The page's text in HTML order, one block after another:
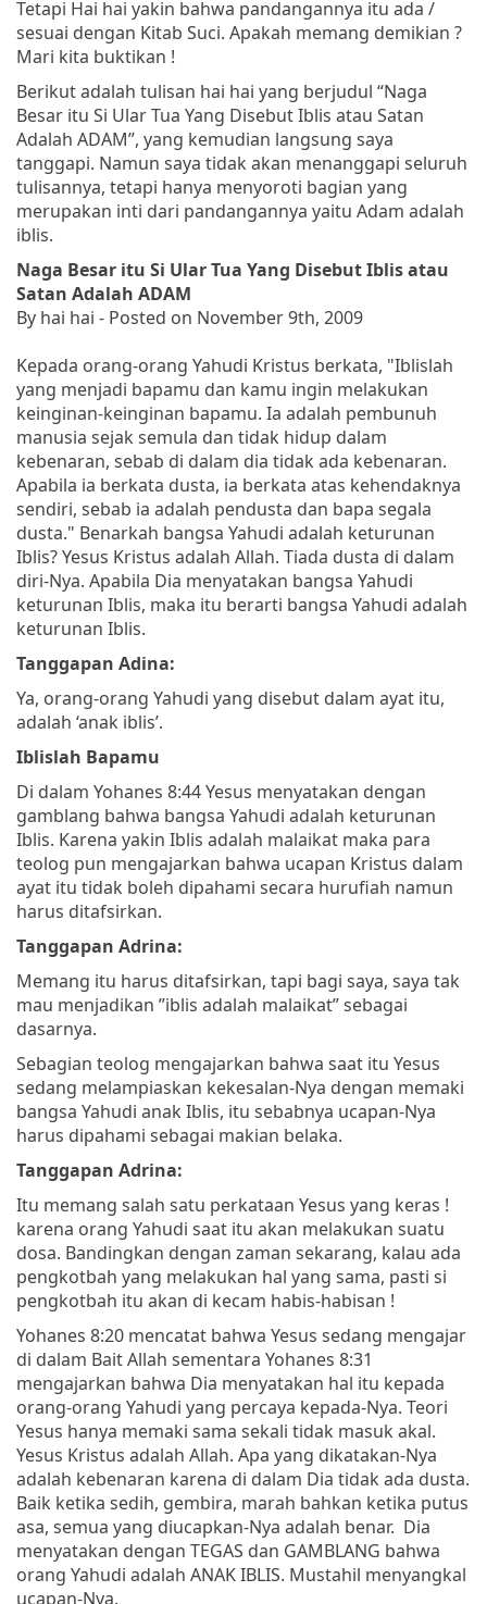
Tetapi Hai hai yakin bahwa pandangannya itu ada /
sesuai dengan Kitab Suci. Apakah memang demikian ?
Mari kita buktikan !
Berikut adalah tulisan hai hai yang berjudul “Naga
Besar itu Si Ular Tua Yang Disebut Iblis atau Satan
Adalah ADAM”, yang kemudian langsung saya
tanggapi. Namun saya tidak akan menanggapi seluruh
tulisannya, tetapi hanya menyoroti bagian yang
merupakan inti dari pandangannya yaitu Adam adalah
iblis.
Naga Besar itu Si Ular Tua Yang Disebut Iblis atau
Satan Adalah ADAM
By hai hai - Posted on November 9th, 2009
Kepada orang-orang Yahudi Kristus berkata, "Iblislah
yang menjadi bapamu dan kamu ingin melakukan
keinginan-keinginan bapamu. Ia adalah pembunuh
manusia sejak semula dan tidak hidup dalam
kebenaran, sebab di dalam dia tidak ada kebenaran.
Apabila ia berkata dusta, ia berkata atas kehendaknya
sendiri, sebab ia adalah pendusta dan bapa segala
dusta." Benarkah bangsa Yahudi adalah keturunan
Iblis? Yesus Kristus adalah Allah. Tiada dusta di dalam
diri-Nya. Apabila Dia menyatakan bangsa Yahudi
keturunan Iblis, maka itu berarti bangsa Yahudi adalah
keturunan Iblis.
Tanggapan Adina:
Ya, orang-orang Yahudi yang disebut dalam ayat itu,
adalah ‘anak iblis’.
Iblislah Bapamu
Di dalam Yohanes 8:44 Yesus menyatakan dengan
gamblang bahwa bangsa Yahudi adalah keturunan
Iblis. Karena yakin Iblis adalah malaikat maka para
teolog pun mengajarkan bahwa ucapan Kristus dalam
ayat itu tidak boleh dipahami secara hurufiah namun
harus ditafsirkan.
Tanggapan Adrina:
Memang itu harus ditafsirkan, tapi bagi saya, saya tak
mau menjadikan ”iblis adalah malaikat” sebagai
dasarnya.
Sebagian teolog mengajarkan bahwa saat itu Yesus
sedang melampiaskan kekesalan-Nya dengan memaki
bangsa Yahudi anak Iblis, itu sebabnya ucapan-Nya
harus dipahami sebagai makian belaka.
Tanggapan Adrina:
Itu memang salah satu perkataan Yesus yang keras !
karena orang Yahudi saat itu akan melakukan suatu
dosa. Bandingkan dengan zaman sekarang, kalau ada
pengkotbah yang melakukan hal yang sama, pasti si
pengkotbah itu akan di kecam habis-habisan !
Yohanes 8:20 mencatat bahwa Yesus sedang mengajar
di dalam Bait Allah sementara Yohanes 8:31
mengajarkan bahwa Dia menyatakan hal itu kepada
orang-orang Yahudi yang percaya kepada-Nya. Teori
Yesus hanya memaki sama sekali tidak masuk akal.
Yesus Kristus adalah Allah. Apa yang dikatakan-Nya
adalah kebenaran karena di dalam Dia tidak ada dusta.
Baik ketika sedih, gembira, marah bahkan ketika putus
asa, semua yang diucapkan-Nya adalah benar. Dia
menyatakan dengan TEGAS dan GAMBLANG bahwa
orang Yahudi adalah ANAK IBLIS. Mustahil menyangkal
ucapan-Nya.